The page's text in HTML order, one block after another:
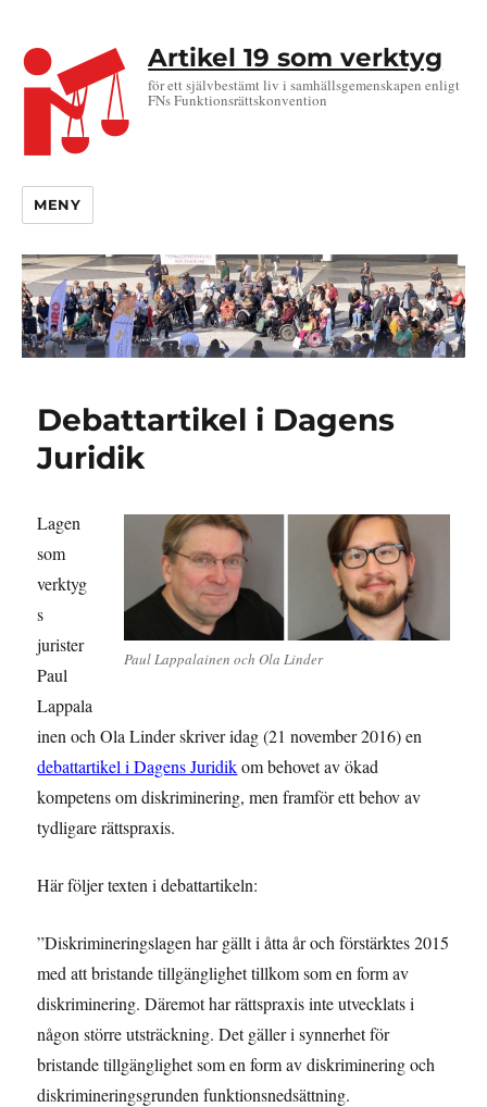
Artikel 19 som verktyg
för ett självbestämt liv i samhällsgemenskapen enligt
FNs Funktionsrättskonvention
MENY
Debattartikel i Dagens
Juridik
Paul Lappalainen och Ola Linder
Lagen
som
verktyg
s
jurister
Paul
Lappala
inen och Ola Linder skriver idag (21 november 2016) en
debattartikel i Dagens Juridikom behovet av ökad
kompetens om diskriminering, men framför ett behov av
tydligare rättspraxis.
Här följer texten i debattartikeln:
”Diskrimineringslagen har gällt i åtta år och förstärktes 2015
med att bristande tillgänglighet tillkom som en form av
diskriminering. Däremot har rättspraxis inte utvecklats i
någon större utsträckning. Det gäller i synnerhet för
bristande tillgänglighet som en form av diskriminering och
diskrimineringsgrunden funktionsnedsättning.